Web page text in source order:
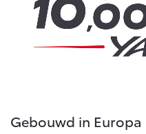
Gebouwd in Europa